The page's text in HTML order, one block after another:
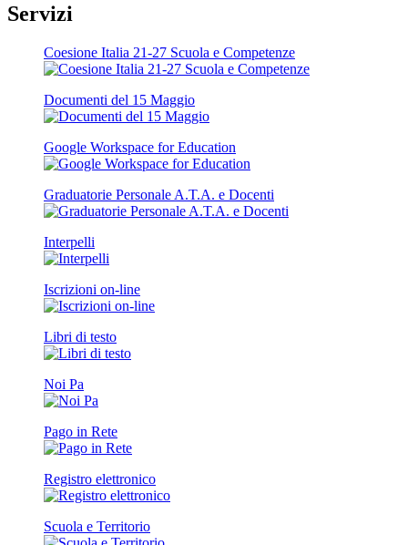
Servizi
Coesione Italia 21-27 Scuola e Competenze
Documenti del 15 Maggio
Google Workspace for Education
Graduatorie Personale A.T.A. e Docenti
Interpelli
Iscrizioni on-line
Libri di testo
Noi Pa
Pago in Rete
Registro elettronico
Scuola e Territorio